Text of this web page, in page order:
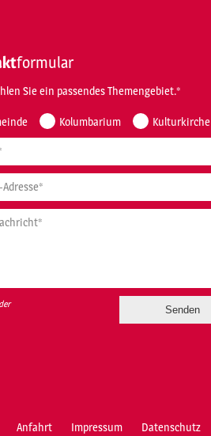
formular
Sie ein passendes Themengebiet.*
Kolumbarium Kulturkirche
Adresse*
Anfahrt Impressum Datenschutz